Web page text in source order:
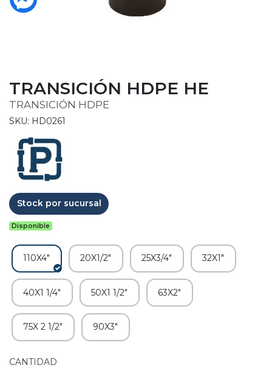
TRANSICIÓN HDPE HE
TRANSICIÓN HDPE
SKU: HD0261
Stock por sucursal
Disponible
110X4" 20X1/2" 25X3/4" 32X1"
40X1 1/4" 50X1 1/2" 63X2"
75X 2 1/2" 90X3"
CANTIDAD